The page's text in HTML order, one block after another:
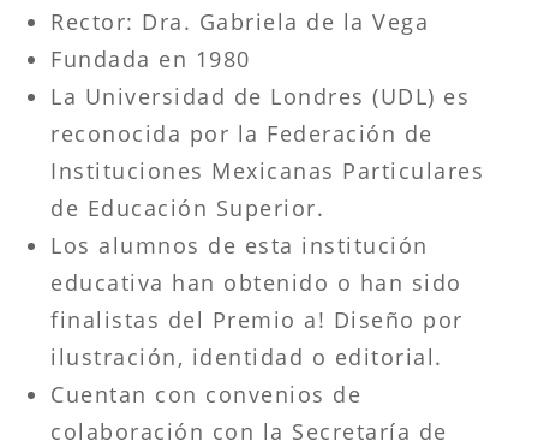
Rector: Dra. Gabriela de la Vega
Fundada en 1980
La Universidad de Londres (UDL) es
reconocida por la Federación de
Instituciones Mexicanas Particulares
de Educación Superior.
Los alumnos de esta institución
educativa han obtenido o han sido
finalistas del Premio a! Diseño por
ilustración, identidad o editorial.
Cuentan con convenios de
colaboración con la Secretaría de